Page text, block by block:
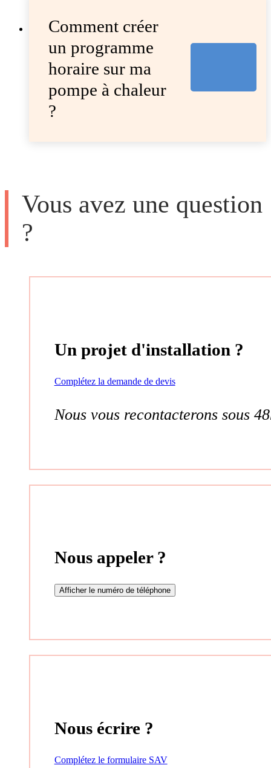
Comment créer
un programme
horaire sur ma
pompe à chaleur
?
Vous avez une question
?
Un projet d'installation ?
Complétez la demande de devis
Nous vous recontacterons sous
Nous appeler ?
Afficher le numéro de téléphone
Nous écrire ?
Complétez le formulaire SAV